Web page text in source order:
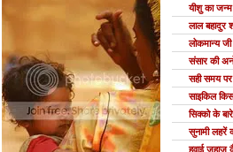
यीशु का जन्म
लाल बहादुर
लोकमान्य जी
संसार की
सही समय
साइकिल
सिक्को के
सुनामी लहरें
हवाई जहाज